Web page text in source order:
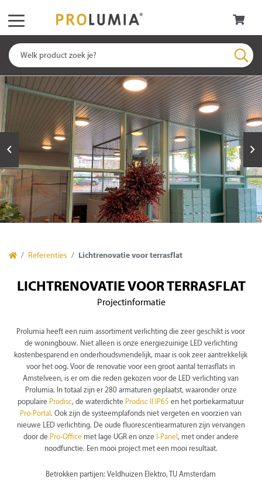
Referenties Lichtrenovatie voor terrasflat
LICHTRENOVATIE VOOR TERRASFLAT
Projectinformatie
Prolumia heeft een ruim assortiment verlichting die zeer geschikt is voor
de woningbouw. Niet alleen is onze energiezuinige LED verlichting
kostenbesparend en onderhoudsvriendelijk, maar is ook zeer aantrekkelijk
voor het oog. Voor de renovatie voor een groot aantal terrasflats in
Amstelveen, is er om die reden gekozen voor de LED verlichting van
Prolumia. In totaal zijn er 280 armaturen geplaatst, waaronder onze
populaire Prodisc, de waterdichte Prodisc II IP65 en het portiekarmatuur
Pro-Portal . Ook zijn de systeemplafonds niet vergeten en voorzien van
nieuwe LED verlichting. De oude fluorescentiearmaturen zijn vervangen
door de Pro-Office met lage UGR en onze I-Panel , met onder andere
noodfunctie. Een mooi project met een mooi resultaat.
Betrokken partijen: Veldhuizen Elektro, TU Amsterdam